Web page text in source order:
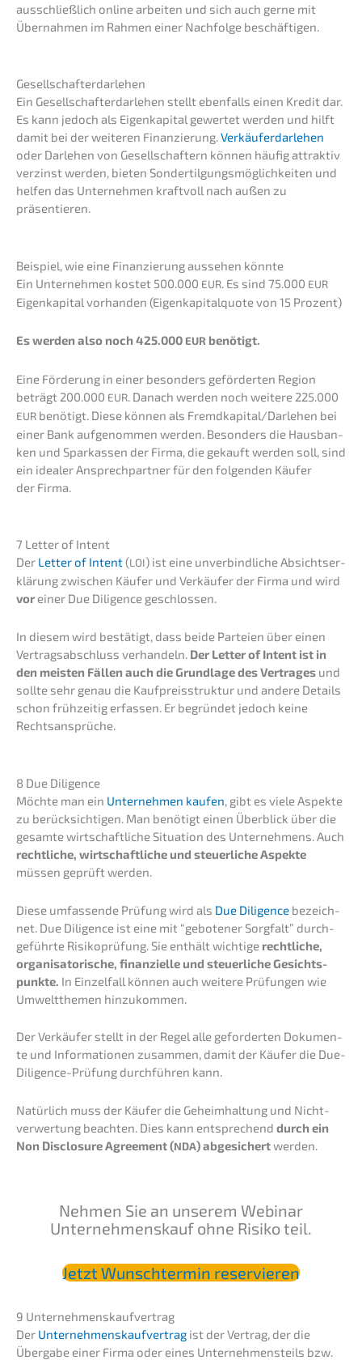
ausschließ­lich online arbei­ten und sich auch gerne mit
Übernah­men im Rahmen einer Nachfol­ge beschäftigen.
Gesell­schaf­ter­dar­le­hen
Ein Gesell­schaf­ter­dar­le­hen stellt ebenfalls einen Kredit dar.
Es kann jedoch als Eigen­ka­pi­tal gewer­tet werden und hilft
damit bei der weite­ren Finan­zie­rung.Verkäu­fer­dar­le­hen
oder Darle­hen von Gesell­schaf­tern können häufig attrak­tiv
verzinst werden, bieten Sonder­til­gungs­mög­lich­kei­ten und
helfen das Unter­neh­men kraft­voll nach außen zu
präsentieren.
Beispiel, wie eine Finan­zie­rung ausse­hen könnte
Ein Unter­neh­men kostet 500.000 EUR. Es sind 75.000 EUR
Eigen­ka­pi­tal vorhan­den (Eigen­ka­pi­tal­quo­te von 15 Prozent)
Es werden also noch 425.000 EUR benötigt.
Eine Förde­rung in einer beson­ders geför­der­ten Region
beträgt 200.000 EUR . Danach werden noch weite­re 225.000
EUR benötigt. Diese können als Fremdkapital/Darlehen bei
einer Bank aufge­nom­men werden. Beson­ders die Hausban­
ken und Sparkas­sen der Firma, die gekauft werden soll, sind
ein idealer Ansprech­part­ner für den folgen­den Käufer
der Firma.
7 Letter of Intent
Der Letter of Intent (LOI) ist eine unver­bind­li­che Absichts­er­
klä­rung zwischen Käufer und Verkäu­fer der Firma und wird
vor einer Due Diligence geschlossen.
In diesem wird bestä­tigt, dass beide Partei­en über einen
Vertrags­ab­schluss verhan­deln. Der Letter of Intent ist in
den meisten Fällen auch die Grund­la­ge des Vertra­ges und
sollte sehr genau die Kaufpreis­struk­tur und andere Details
schon frühzei­tig erfas­sen. Er begrün­det jedoch keine
Rechtsansprüche.
8 Due Diligence
Möchte man ein Unter­neh­men kaufen, gibt es viele Aspek­te
zu berück­sich­ti­gen. Man benötigt einen Überblick über die
gesam­te wirtschaft­li­che Situa­ti­on des Unter­neh­mens. Auch
recht­li­che, wirtschaft­li­che und steuer­li­che Aspek­te
müssen geprüft werden.
Diese umfas­sen­de Prüfung wird als Due Diligence bezeich­
net. Due Diligence ist eine mit “gebote­ner Sorgfalt” durch­
ge­führ­te Risiko­prü­fung. Sie enthält wichti­ge recht­li­che,
organi­sa­to­ri­sche, finan­zi­el­le und steuer­li­che Gesichts­
punk­te. In Einzel­fall können auch weite­re Prüfun­gen wie
Umwelt­the­men hinzukommen.
Der Verkäu­fer stellt in der Regel alle gefor­der­ten Dokumen­
te und Infor­ma­tio­nen zusam­men, damit der Käufer die Due-
Diligence-Prüfung durch­füh­ren kann.
Natür­lich muss der Käufer die Geheim­hal­tung und Nicht­
ver­wer­tung beach­ten. Dies kann entspre­chend durch ein
Non Disclo­sure Agree­ment (NDA) abgesi­chertwerden.
Nehmen Sie an unserem Webinar
Unter­nehmens­kauf ohne Risiko teil.
Jetzt Wunsch­ter­min reservieren
9 Unter­neh­mens­kauf­ver­trag
Der Unter­neh­mens­kauf­ver­trag ist der Vertrag, der die
Überga­be einer Firma oder eines Unter­neh­mens­teils bzw.